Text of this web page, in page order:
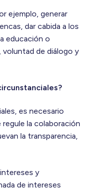
ejemplo, generar
dar cabida a los
educación o
de diálogo y
es necesario
la colaboración
la transparencia,
y
de intereses